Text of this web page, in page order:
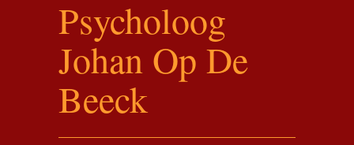
Psycholoog
Johan Op De
Beeck